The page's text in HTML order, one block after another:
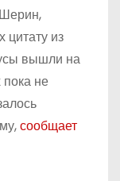
цитату из
вышли на
не
сообщает